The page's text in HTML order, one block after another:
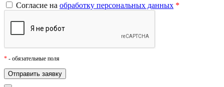
Согласие на обработку персональных данных *
* - обязательные поля